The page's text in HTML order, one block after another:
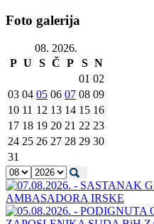
Foto galerija
08. 2026.
P U S Č P S N
01 02
03 04 05 06 07 08 09
10 11 12 13 14 15 16
17 18 19 20 21 22 23
24 25 26 27 28 29 30
31